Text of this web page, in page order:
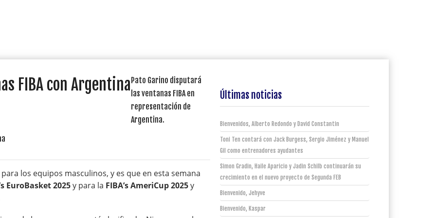
FIBA con ArgentinaPato Garino disputará
las ventanas FIBA en
representación de
Argentina.
los equipos masculinos, y es que en esta semana
EuroBasket 2025y para la FIBA’s AmeriCup 2025y
Últimas noticias
Bienvenidos, Alberto Redondo y David Constantin
Toni Ten contará con Jack Burgess, Sergio Jiménez y Manuel
Gil como entrenadores ayudantes
Simon Gradin, Haile Aparicio y Jadin Schilb continuarán su
crecimiento en el nuevo proyecto de Segunda FEB
Bienvenido, Jehyve
Bienvenido, Kaspar